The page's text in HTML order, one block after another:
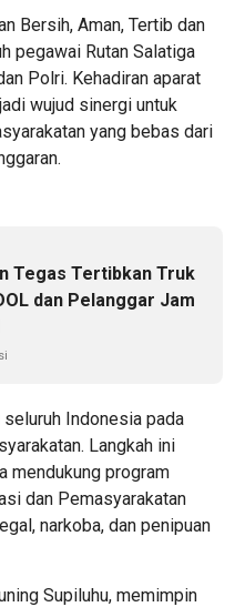
Bersih, Aman, Tertib dan
pegawai Rutan Salatiga
Polri. Kehadiran aparat
wujud sinergi untuk
yang bebas dari
Tegas Tertibkan Truk
dan Pelanggar Jam
Indonesia pada
Langkah ini
mendukung program
dan Pemasyarakatan
narkoba, dan penipuan
Supiluhu, memimpin